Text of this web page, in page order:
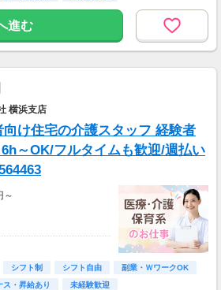
円～UP/資格の種類に
）
曜日にお給料GET♪
了次第となります）
施設により異なる場
進む
横浜支店
け住宅の介護スタッフ 経験者
～OK/フルタイムも歓迎/週払い
～
1,800円×8h）
シフト制 シフト自由
副業・ＷワークOK
ス・昇給あり 未経験歓迎